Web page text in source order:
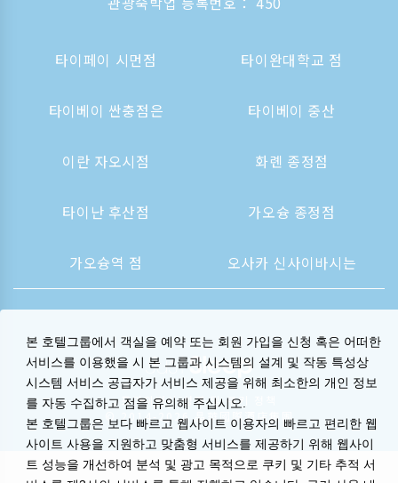
타이페이 시먼점 타이완대학교 점
타이베이 싼충점은 타이베이 중산
이란 자오시점 화롄 종정점
타이난 후산점 가오슝 종정점
가오슝역 점 오사카 신사이바시는
프라이버시 성명 및 쿠키 정책
© 2014-2026 晶華國際酒店集團
본 호텔그룹에서 객실을 예약 또는 회원 가입을 신청 혹은 어떠한
서비스를 이용했을 시 본 그룹과 시스템의 설계 및 작동 특성상
시스템 서비스 공급자가 서비스 제공을 위해 최소한의 개인 정보
를 자동 수집하고 점을 유의해 주십시오.
본 호텔그룹은 보다 빠르고 웹사이트 이용자의 빠르고 편리한 웹
사이트 사용을 지원하고 맞춤형 서비스를 제공하기 위해 웹사이
트 성능을 개선하여 분석 및 광고 목적으로 쿠키 및 기타 추적 서